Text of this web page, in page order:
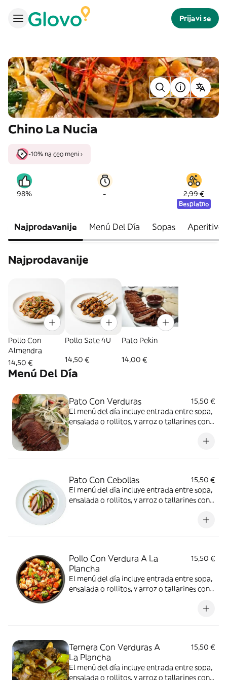
Prijavi se
Chino La Nucia
-10% na ceo meni ›
98% - 2,99 €
Besplatno
Najprodavanije Menú Del Día Sopas Aperitivos
Najprodavanije
Pollo Con
Almendra
14,50 €
Pollo Sate 4U
14,50 €
Pato Pekin
14,00 €
Menú Del Día
Pato Con Verduras
15,50 €
El menú del día incluye entrada entre sopa,
ensalada o rollitos, y arroz o tallarines con
Pato Con Cebollas
15,50 €
El menú del día incluye entrada entre sopa,
ensalada o rollitos, y arroz o tallarines con
Pollo Con Verdura A La
Plancha
15,50 €
El menú del día incluye entrada entre sopa,
ensalada o rollitos, y arroz o tallarines con
Ternera Con Verduras A
La Plancha
15,50 €
El menú del día incluye entrada entre sopa,
ensalada o rollitos, y arroz o tallarines con